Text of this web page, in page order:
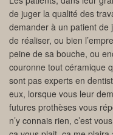
de juger la qualité des
demander à un patient de
de réaliser, ou bien
peine de sa bouche, ou
couronne tout céramique
sont pas experts en
eux, lorsque vous leur
futures prothèses vous
n’y connais rien, c’est